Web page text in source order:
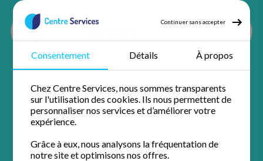
Continuer sans accepter
Consentement Détails À propos
Chez Centre Services, nous sommes transparents
sur l'utilisation des cookies. Ils nous permettent de
personnaliser nos services et d’améliorer votre
expérience.
Grâce à eux, nous analysons la fréquentation de
notre site et optimisons nos offres.
Repassage Cébazat